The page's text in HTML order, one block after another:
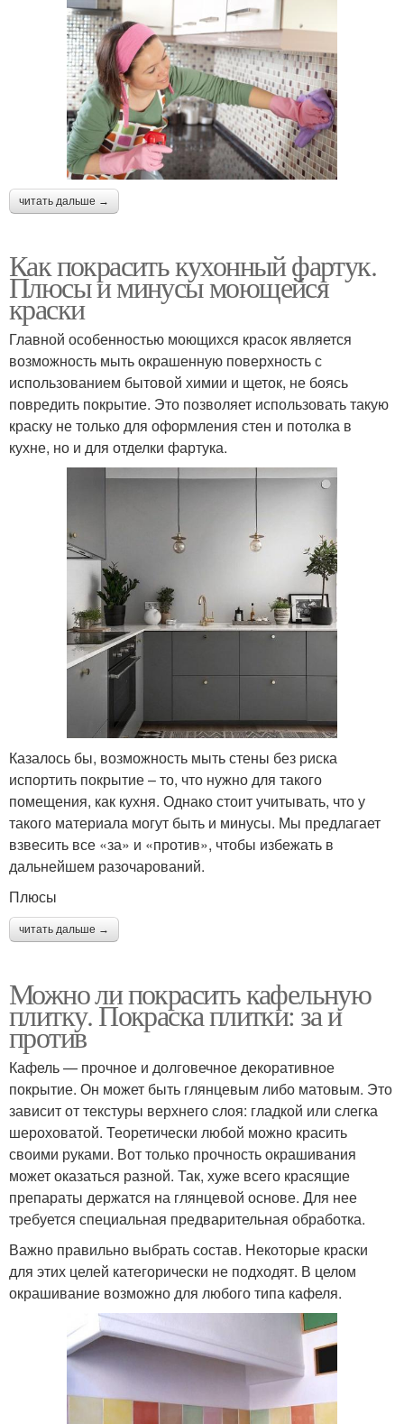
читать дальше →
Как покрасить кухонный фартук.
Плюсы и минусы моющейся
краски
Главной особенностью моющихся красок является
возможность мыть окрашенную поверхность с
использованием бытовой химии и щеток, не боясь
повредить покрытие. Это позволяет использовать такую
краску не только для оформления стен и потолка в
кухне, но и для отделки фартука.
Казалось бы, возможность мыть стены без риска
испортить покрытие – то, что нужно для такого
помещения, как кухня. Однако стоит учитывать, что у
такого материала могут быть и минусы. Мы предлагает
взвесить все «за» и «против», чтобы избежать в
дальнейшем разочарований.
Плюсы
читать дальше →
Можно ли покрасить кафельную
плитку. Покраска плитки: за и
против
Кафель — прочное и долговечное декоративное
покрытие. Он может быть глянцевым либо матовым. Это
зависит от текстуры верхнего слоя: гладкой или слегка
шероховатой. Теоретически любой можно красить
своими руками. Вот только прочность окрашивания
может оказаться разной. Так, хуже всего красящие
препараты держатся на глянцевой основе. Для нее
требуется специальная предварительная обработка.
Важно правильно выбрать состав. Некоторые краски
для этих целей категорически не подходят. В целом
окрашивание возможно для любого типа кафеля.